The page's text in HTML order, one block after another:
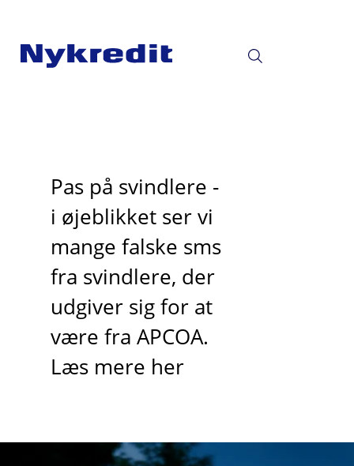
Pas på svindlere -
i øjeblikket ser vi
mange falske sms
fra svindlere, der
udgiver sig for at
være fra APCOA.
Læs mere her